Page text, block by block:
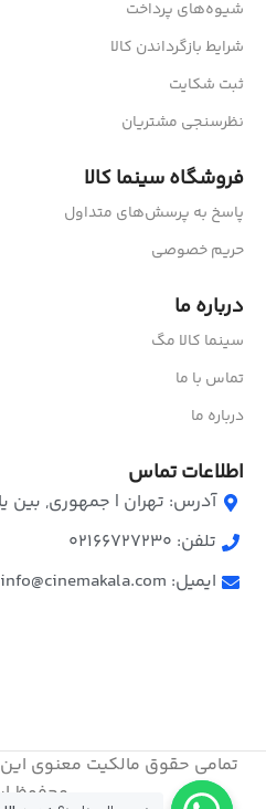
شیوه‌های پرداخت
شرایط بازگرداندن کالا
ثبت شکایت
نظرسنجی مشتریان
فروشگاه سینما کالا
پاسخ به پرسش‌های متداول
حریم خصوصی
درباره ما
سینما کالا مگ
تماس با ما
درباره ما
اطلاعات تماس
آدرس: تهران | جمهوری, بین
تلفن: 02166727230
ایمیل: info@cinemakala.com
تمامی حقوق مالکیت معنوی این
محفوظ